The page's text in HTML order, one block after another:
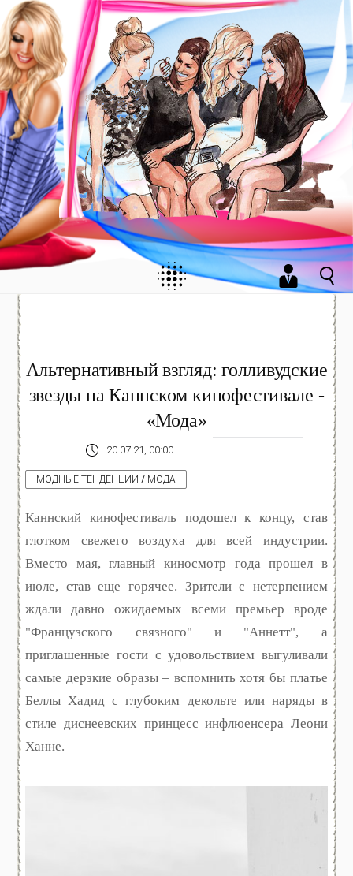
Альтернативный взгляд: голливудские
звезды на Каннском кинофестивале -
«Мода»
20.07.21, 00:00
МОДНЫЕ ТЕНДЕНЦИИ / МОДА
Каннский кинофестиваль подошел к концу, став
глотком свежего воздуха для всей индустрии.
Вместо мая, главный киносмотр года прошел в
июле, став еще горячее. Зрители с нетерпением
ждали давно ожидаемых всеми премьер вроде
"Французского связного" и "Аннетт", а
приглашенные гости с удовольствием выгуливали
самые дерзкие образы – вспомнить хотя бы платье
Беллы Хадид с глубоким декольте или наряды в
стиле диснеевских принцесс инфлюенсера Леони
Ханне.